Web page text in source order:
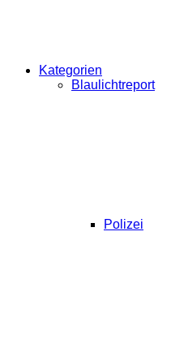
Kategorien
Blaulichtreport
Polizei